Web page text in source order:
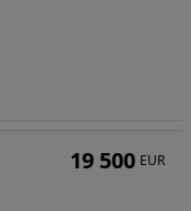
19 500 EUR